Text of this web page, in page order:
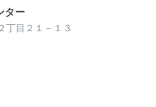
ター
丁目２１－１３